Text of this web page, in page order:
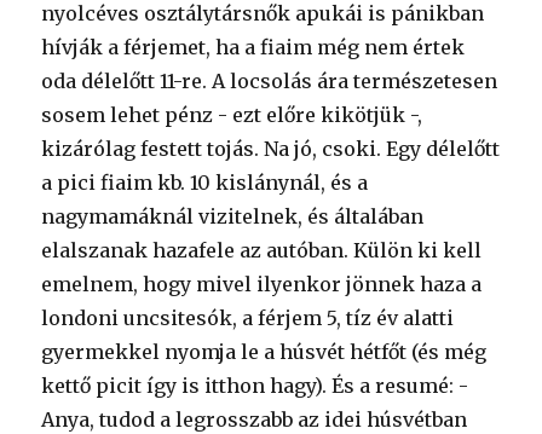
nyolcéves osztálytársnők apukái is pánikban
hívják a férjemet, ha a fiaim még nem értek
oda délelőtt 11-re. A locsolás ára természetesen
sosem lehet pénz - ezt előre kikötjük -,
kizárólag festett tojás. Na jó, csoki. Egy délelőtt
a pici fiaim kb. 10 kislánynál, és a
nagymamáknál vizitelnek, és általában
elalszanak hazafele az autóban. Külön ki kell
emelnem, hogy mivel ilyenkor jönnek haza a
londoni uncsitesók, a férjem 5, tíz év alatti
gyermekkel nyomja le a húsvét hétfőt (és még
kettő picit így is itthon hagy). És a resumé: -
Anya, tudod a legrosszabb az idei húsvétban